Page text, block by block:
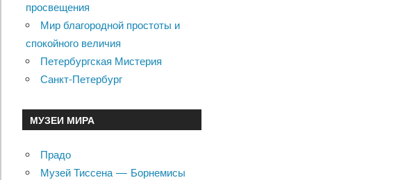
просвещения
Мир благородной простоты и
спокойного величия
Петербургская Мистерия
Санкт-Петербург
МУЗЕИ МИРА
Прадо
Музей Тиссена — Борнемисы